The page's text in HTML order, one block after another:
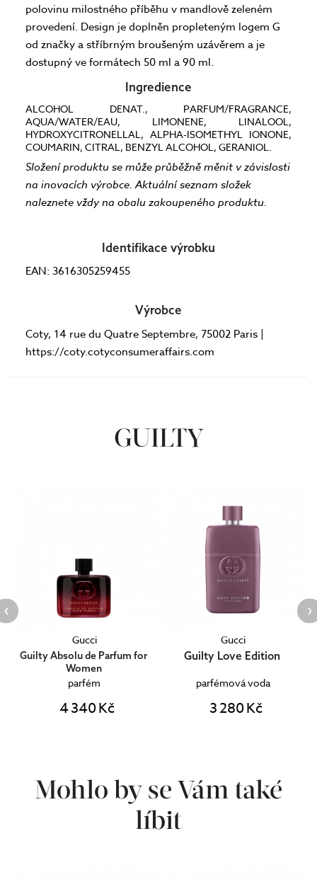
polovinu milostného příběhu v mandlově zeleném
provedení. Design je doplněn propleteným logem G
od značky a stříbrným broušeným uzávěrem a je
dostupný ve formátech 50 ml a 90 ml.
Ingredience
ALCOHOL DENAT., PARFUM/FRAGRANCE,
AQUA/WATER/EAU, LIMONENE, LINALOOL,
HYDROXYCITRONELLAL, ALPHA-ISOMETHYL IONONE,
COUMARIN, CITRAL, BENZYL ALCOHOL, GERANIOL.
Složení produktu se může průběžně měnit v závislosti
na inovacích výrobce. Aktuální seznam složek
naleznete vždy na obalu zakoupeného produktu.
Identifikace výrobku
EAN: 3616305259455
Výrobce
Coty, 14 rue du Quatre Septembre, 75002 Paris |
https://coty.cotyconsumeraffairs.com
GUILTY
Gucci
Guilty Absolu de Parfum for
Women
parfém
4 340 Kč
Gucci
Guilty Love Edition
parfémová voda
3 280 Kč
Mohlo by se Vám také
líbit